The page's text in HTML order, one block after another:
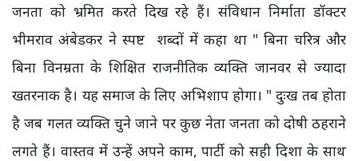
जनता को भ्रमित करते दिख रहे हैं। संविधान निर्माता डॉक्टर
भीमराव अंबेडकर ने स्पष्ट शब्दों में कहा था " बिना चरित्र और
बिना विनम्रता के शिक्षित राजनीतिक व्यक्ति जानवर से ज्यादा
खतरनाक है। यह समाज के लिए अभिशाप होगा। " दुःख तब होता
है जब गलत व्यक्ति चुने जाने पर कुछ नेता जनता को दोषी ठहराने
लगते हैं। वास्तव में उन्हें अपने काम, पार्टी को सही दिशा के साथ